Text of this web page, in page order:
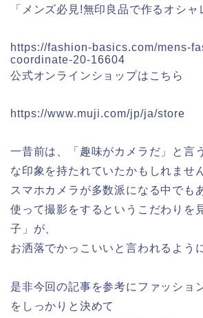
「メンズ必見!無印良品で作るオシャ
https://fashion-basics.com/mens-
coordinate-20-16604
公式オンラインショップはこちら
https://www.muji.com/jp/ja/store
一昔前は、「趣味がカメラだ」と言
な印象を持たれていたかもしれませ
スマホカメラが多数派になる中でも
使って撮影をするというこだわりを
子」が、
お洒落でかっこいいと言われるよう
是非今回の記事を参考にファッショ
をしっかりと決めて